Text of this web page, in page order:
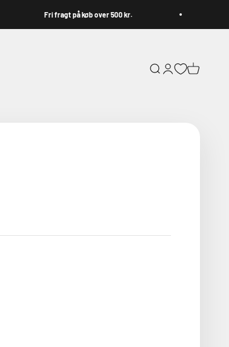
Fri fragt på køb over 500 kr.
Åbn søgefunktion
Åbn kontoside
Åbn